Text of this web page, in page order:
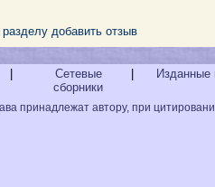
разделу добавить отзыв
Сетевые
сборники
Изданные
принадлежат автору, при